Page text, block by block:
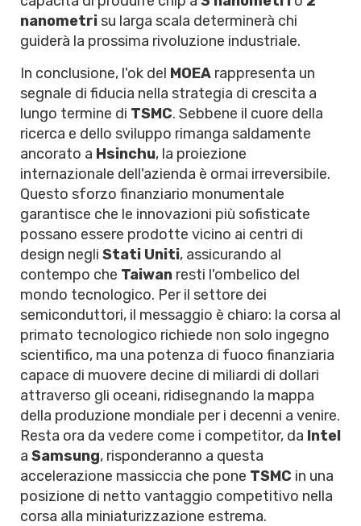
nanometri su larga scala determinerà chi
guiderà la prossima rivoluzione industriale.
In conclusione, l'ok del MOEA rappresenta un
segnale di fiducia nella strategia di crescita a
lungo termine di TSMC. Sebbene il cuore della
ricerca e dello sviluppo rimanga saldamente
ancorato a Hsinchu, la proiezione
internazionale dell'azienda è ormai irreversibile.
Questo sforzo finanziario monumentale
garantisce che le innovazioni più sofisticate
possano essere prodotte vicino ai centri di
design negli Stati Uniti, assicurando al
contempo che Taiwan resti l'ombelico del
mondo tecnologico. Per il settore dei
semiconduttori, il messaggio è chiaro: la corsa al
primato tecnologico richiede non solo ingegno
scientifico, ma una potenza di fuoco finanziaria
capace di muovere decine di miliardi di dollari
attraverso gli oceani, ridisegnando la mappa
della produzione mondiale per i decenni a venire.
Resta ora da vedere come i competitor, da Intel
a Samsung, risponderanno a questa
accelerazione massiccia che pone TSMC in una
posizione di netto vantaggio competitivo nella
corsa alla miniaturizzazione estrema.